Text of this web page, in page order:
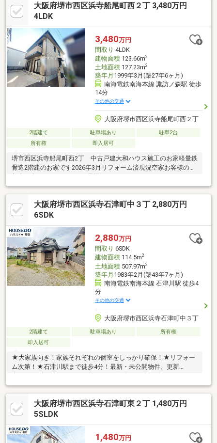
大阪府堺市西区浜寺船尾町西２丁 3,480万円
4LDK
3,480万円
間取り 4LDK
建物面積123.66m2
土地面積127.23m2
築年月 1999年3月(築27年6ヶ月)
南海電鉄南海本線 諏訪ノ森駅 徒歩
14分
その他の交通
大阪府堺市西区浜寺船尾町西２丁
2階建て 駐車場あり
駐車2台
所有権
即入居可
堺市西区浜寺船尾町西2丁 中古戸建大和ハウス施工のお家軽量鉄
骨造2階建のお家です2026年3月リフォーム済現況空家お客様のご
大阪府堺市西区浜寺石津町中３丁 2,880万円
6SDK
2,880万円
間取り 6SDK
建物面積114.5m2
土地面積507.97m2
築年月 1983年2月(築43年7ヶ月)
南海電鉄南海本線 石津川駅 徒歩4
分
その他の交通
大阪府堺市西区浜寺石津町中３丁
2階建て 駐車場あり
所有権
即入居可
★大家族向き！家族それぞれの個室をしっかり確保！★リフォー
ム次第！★石津川駅まで徒歩4分！最新・未公開物件、更新
い。
大阪府堺市西区浜寺石津町東２丁 1,480万円
5SLDK
1,480万円